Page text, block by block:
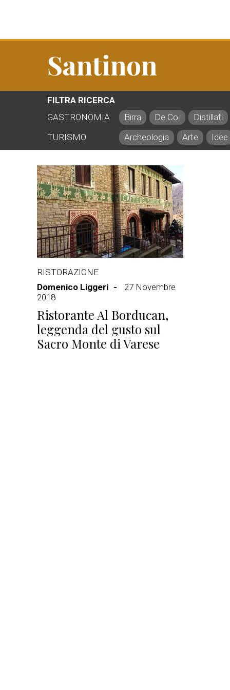
Santinon
FILTRA RICERCA
GASTRONOMIA
Birra De.Co.
Distillati
TURISMO
Archeologia Arte Idee
RISTORAZIONE
Domenico Liggeri
27 Novembre
2018
Ristorante Al Borducan,
leggenda del gusto sul
Sacro Monte di Varese